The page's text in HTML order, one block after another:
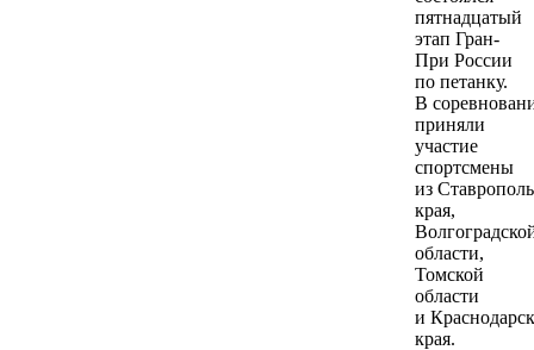
пятнадцатый
этап Гран-
При России
по петанку.
В
приняли
участие
спортсмены
из
края,
области,
Томской
области
и
края.